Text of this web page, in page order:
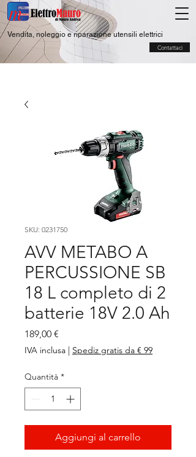
Vendita, noleggio e riparazione utensili elettrici
Contattaci
SKU: 0231750
AVV METABO A
PERCUSSIONE SB
18 L completo di 2
batterie 18V 2.0 Ah
189,00 €
IVA inclusa | Spediz gratis da € 99
Quantità *
Aggiungi al carrello